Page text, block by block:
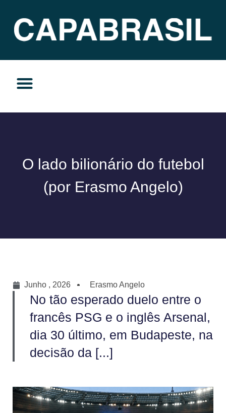
O lado bilionário do futebol
(por Erasmo Angelo)
Junho , 2026 Erasmo Angelo
No tão esperado duelo entre o
francês PSG e o inglês Arsenal,
dia 30 último, em Budapeste, na
decisão da [...]